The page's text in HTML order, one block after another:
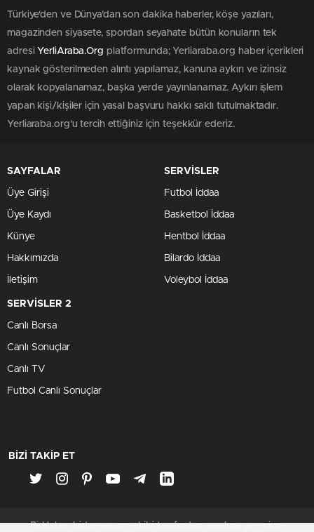
Türkiye'den ve Dünya’dan son dakika haberler, köşe yazıları,
magazinden siyasete, spordan seyahate bütün konuların tek
adresi YerliAraba.Org platformunda; Yerliaraba.org haber içerikleri
kaynak gösterilmeden alıntı yapılamaz, kanuna aykırı ve izinsiz
olarak kopyalanamaz, başka yerde yayınlanamaz. Aykırı işlem
yapan kişi/kişiler için yasal başvuru hakkı saklı tutulmaktadır.
Yerliaraba.org'u tercih ettiğiniz için teşekkür ederiz.
SAYFALAR
Üye Girişi
Üye Kaydı
Künye
Hakkımızda
İletişim
SERVİSLER
Futbol İddaa
Basketbol İddaa
Hentbol İddaa
Bilardo İddaa
Voleybol İddaa
SERVİSLER 2
Canlı Borsa
Canlı Sonuçlar
Canlı TV
Futbol Canlı Sonuçlar
BİZİ TAKİP ET
BirHaber birtema.com ekibi tarafından yapılmış premium